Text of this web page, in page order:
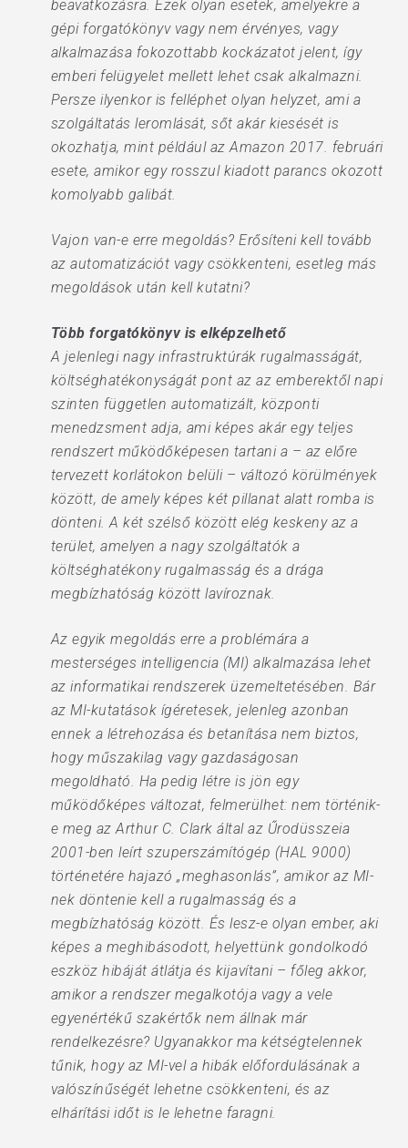
beavatkozásra. Ezek olyan esetek, amelyekre a
gépi forgatókönyv vagy nem érvényes, vagy
alkalmazása fokozottabb kockázatot jelent, így
emberi felügyelet mellett lehet csak alkalmazni.
Persze ilyenkor is felléphet olyan helyzet, ami a
szolgáltatás leromlását, sőt akár kiesését is
okozhatja, mint például az Amazon 2017. februári
esete, amikor egy rosszul kiadott parancs okozott
komolyabb galibát.
Vajon van-e erre megoldás? Erősíteni kell tovább
az automatizációt vagy csökkenteni, esetleg más
megoldások után kell kutatni?
Több forgatókönyv is elképzelhető
A jelenlegi nagy infrastruktúrák rugalmasságát,
költséghatékonyságát pont az az emberektől napi
szinten független automatizált, központi
menedzsment adja, ami képes akár egy teljes
rendszert működőképesen tartani a – az előre
tervezett korlátokon belüli – változó körülmények
között, de amely képes két pillanat alatt romba is
dönteni. A két szélső között elég keskeny az a
terület, amelyen a nagy szolgáltatók a
költséghatékony rugalmasság és a drága
megbízhatóság között lavíroznak.
Az egyik megoldás erre a problémára a
mesterséges intelligencia (MI) alkalmazása lehet
az informatikai rendszerek üzemeltetésében. Bár
az MI-kutatások ígéretesek, jelenleg azonban
ennek a létrehozása és betanítása nem biztos,
hogy műszakilag vagy gazdaságosan
megoldható. Ha pedig létre is jön egy
működőképes változat, felmerülhet: nem történik-
e meg az Arthur C. Clark által az Űrodüsszeia
2001-ben leírt szuperszámítógép (HAL 9000)
történetére hajazó „meghasonlás”, amikor az MI-
nek döntenie kell a rugalmasság és a
megbízhatóság között. És lesz-e olyan ember, aki
képes a meghibásodott, helyettünk gondolkodó
eszköz hibáját átlátja és kijavítani – főleg akkor,
amikor a rendszer megalkotója vagy a vele
egyenértékű szakértők nem állnak már
rendelkezésre? Ugyanakkor ma kétségtelennek
tűnik, hogy az MI-vel a hibák előfordulásának a
valószínűségét lehetne csökkenteni, és az
elhárítási időt is le lehetne faragni.